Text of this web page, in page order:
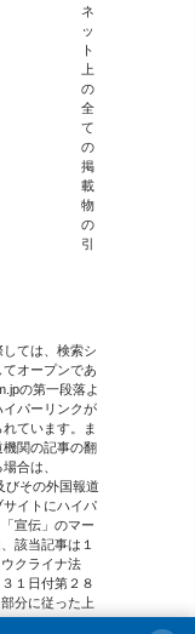
ネ
ッ
ト
上
の
全
て
の
掲
載
物
の
引
しては、検索シ
てオープンであ
の第一段落よ
イパーリンクが
ています。ま
関の記事の翻
合は、
びその外国報道
イトにハイパ
宣伝」のマー
該当記事は１
クライナ法
１日付第２８
分に従った上